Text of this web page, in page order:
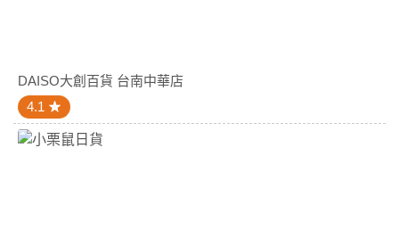
DAISO大創百貨 台南中華店
4.1